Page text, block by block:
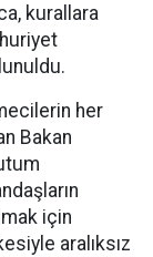
kurallara
her
Bakan
için
aralıksız